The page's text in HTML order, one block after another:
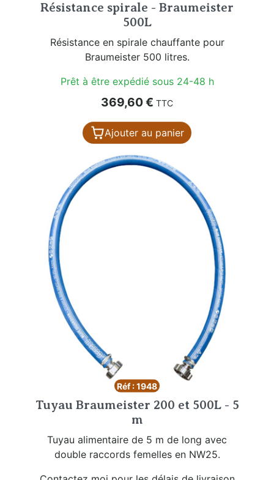
Résistance spirale - Braumeister
500L
Résistance en spirale chauffante pour
Braumeister 500 litres.
Prêt à être expédié sous 24-48 h
Prix
369,60 € TTC
Ajouter au panier
Réf : 1948
Tuyau Braumeister 200 et 500L - 5
m
Tuyau alimentaire de 5 m de long avec
double raccords femelles en NW25.